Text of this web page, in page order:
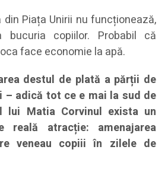
Piața Unirii nu funcționează,
copiilor. Probabil că
face economie la apă.
destul de plată a părții de
– adică tot ce e mai la sud de
lui Matia Corvinul exista un
reală atracție: amenajarea
veneau copiii în zilele de